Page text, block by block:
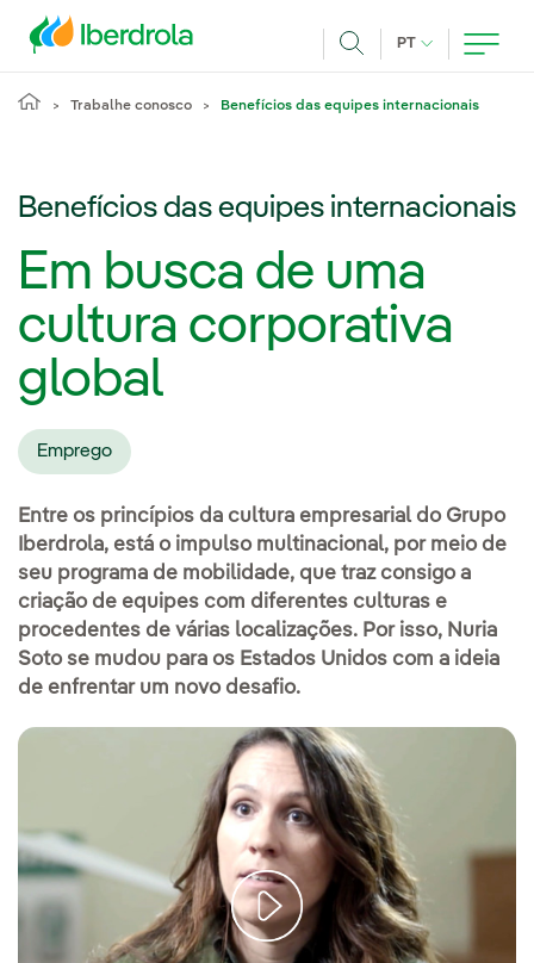
PT IDIOMA ATUAL,
Trabalhe conosco Benefícios das equipes internacionais
Benefícios das equipes internacionais
Em busca de uma
cultura corporativa
global
Emprego
Entre os princípios da cultura empresarial do Grupo
Iberdrola, está o impulso multinacional, por meio de
seu programa de mobilidade, que traz consigo a
criação de equipes com diferentes culturas e
procedentes de várias localizações. Por isso, Nuria
Soto se mudou para os Estados Unidos com a ideia
de enfrentar um novo desafio.